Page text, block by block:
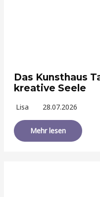
Das Kunsthaus
kreative Seele
Lisa 28.07.2026
Mehr lesen